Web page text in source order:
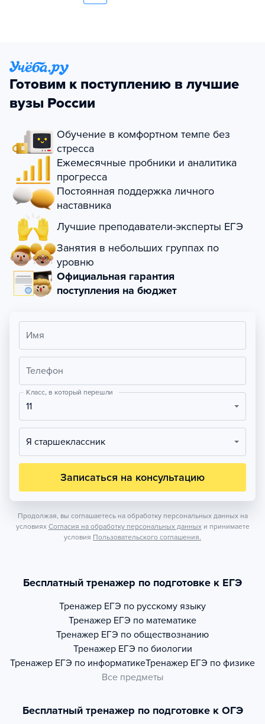
Готовим к поступлению в лучшие
вузы России
Обучение в комфортном темпе без
стресса
Ежемесячные пробники и аналитика
прогресса
Постоянная поддержка личного
наставника
Лучшие преподаватели-эксперты ЕГЭ
Занятия в небольших группах по
уровню
Официальная гарантия
поступления на бюджет
Имя
Телефон
Класс, в который перешли
11
Я старшеклассник
Записаться на консультацию
Продолжая, вы соглашаетесь на обработку персональных данных на
условиях Согласия на обработку персональных данных и принимаете
условия Пользовательского соглашения.
Бесплатный тренажер по подготовке к ЕГЭ
Тренажер ЕГЭ по русскому языку
Тренажер ЕГЭ по математике
Тренажер ЕГЭ по обществознанию
Тренажер ЕГЭ по биологии
Тренажер ЕГЭ по информатикеТренажер ЕГЭ по физике
Все предметы
Бесплатный тренажер по подготовке к ОГЭ